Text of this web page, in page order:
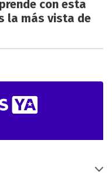
con esta
la más vista de